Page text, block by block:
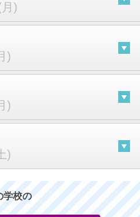
)
)
)
)
学校の